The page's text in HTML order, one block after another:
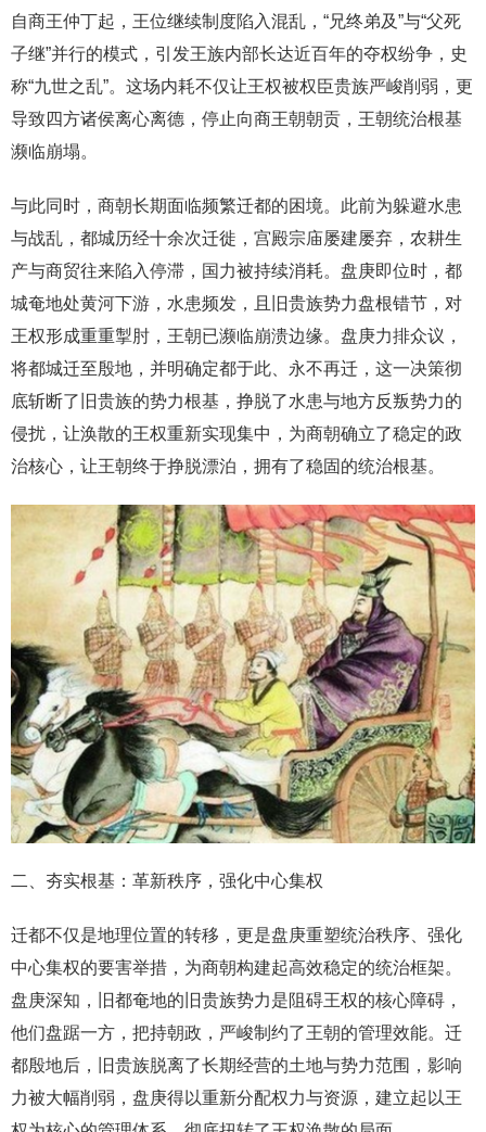
自商王仲丁起，王位继续制度陷入混乱，“兄终弟及”与“父死
子继”并行的模式，引发王族内部长达近百年的夺权纷争，史
称“九世之乱”。这场内耗不仅让王权被权臣贵族严峻削弱，更
导致四方诸侯离心离德，停止向商王朝朝贡，王朝统治根基
濒临崩塌。
与此同时，商朝长期面临频繁迁都的困境。此前为躲避水患
与战乱，都城历经十余次迁徙，宫殿宗庙屡建屡弃，农耕生
产与商贸往来陷入停滞，国力被持续消耗。盘庚即位时，都
城奄地处黄河下游，水患频发，且旧贵族势力盘根错节，对
王权形成重重掣肘，王朝已濒临崩溃边缘。盘庚力排众议，
将都城迁至殷地，并明确定都于此、永不再迁，这一决策彻
底斩断了旧贵族的势力根基，挣脱了水患与地方反叛势力的
侵扰，让涣散的王权重新实现集中，为商朝确立了稳定的政
治核心，让王朝终于挣脱漂泊，拥有了稳固的统治根基。
二、夯实根基：革新秩序，强化中心集权
迁都不仅是地理位置的转移，更是盘庚重塑统治秩序、强化
中心集权的要害举措，为商朝构建起高效稳定的统治框架。
盘庚深知，旧都奄地的旧贵族势力是阻碍王权的核心障碍，
他们盘踞一方，把持朝政，严峻制约了王朝的管理效能。迁
都殷地后，旧贵族脱离了长期经营的土地与势力范围，影响
力被大幅削弱，盘庚得以重新分配权力与资源，建立起以王